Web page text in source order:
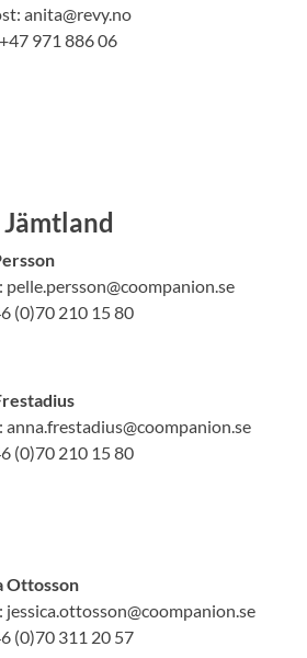
anita@revy.no
971 886 06
pelle.persson@coompanion.se
(0)70 210 15 80
anna.frestadius@coompanion.se
(0)70 210 15 80
Ottosson
jessica.ottosson@coompanion.se
(0)70 311 20 57